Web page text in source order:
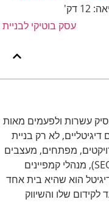
12 דק'
עשרות ולפעמים מאות
לא רק בניית
מפתחים, מעצבים
גרפיים, כותבי תוכן, מומחי קידום אורגני (SEO), מנהלי קמפיינים
הוא שהיא בית אחד
שלו והשיווק